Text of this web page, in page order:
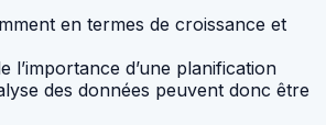
en termes de croissance et
l’importance d’une planification
des données peuvent donc être